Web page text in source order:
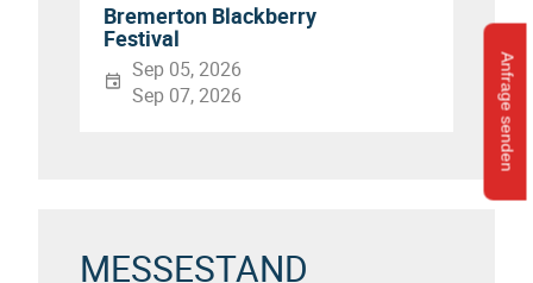
Anfrage senden
Bremerton Blackberry
Festival
Sep 05, 2026
Sep 07, 2026
MESSESTAND